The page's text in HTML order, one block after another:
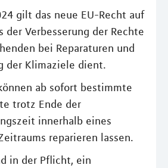
gilt das neue EU-Recht auf
der Verbesserung der Rechte
bei Reparaturen und
der Klimaziele dient.
ab sofort bestimmte
trotz Ende der
innerhalb eines
reparieren lassen.
in der Pflicht, ein